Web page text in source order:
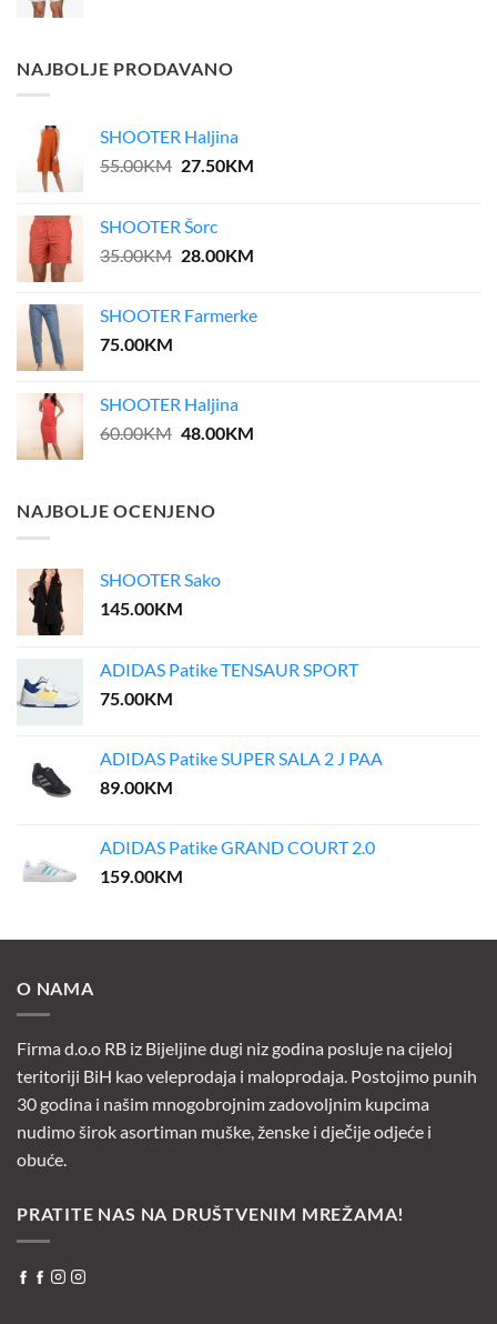
45.00KM.
NAJBOLJE PRODAVANO
SHOOTER Haljina
55.00KM Original
55.00KM.
27.50KMCurrent
SHOOTER Šorc
35.00KM Original
35.00KM.
28.00KMCurrent
28.00KM.
SHOOTER Farmerke
75.00KM
SHOOTER Haljina
60.00KM Original
60.00KM.
48.00KMCurrent
NAJBOLJE OCENJENO
SHOOTER Sako
145.00KM
ADIDAS Patike TENSAUR SPORT
75.00KM
ADIDAS Patike SUPER SALA 2 J PAA
89.00KM
ADIDAS Patike GRAND COURT 2.0
159.00KM
O NAMA
Firma d.o.o RB iz Bijeljine dugi niz godina posluje na cijeloj
teritoriji BiH kao veleprodaja i maloprodaja. Postojimo punih
30 godina i našim mnogobrojnim zadovoljnim kupcima
nudimo širok asortiman muške, ženske i dječije odjeće i
obuće.
PRATITE NAS NA DRUŠTVENIM MREŽAMA!